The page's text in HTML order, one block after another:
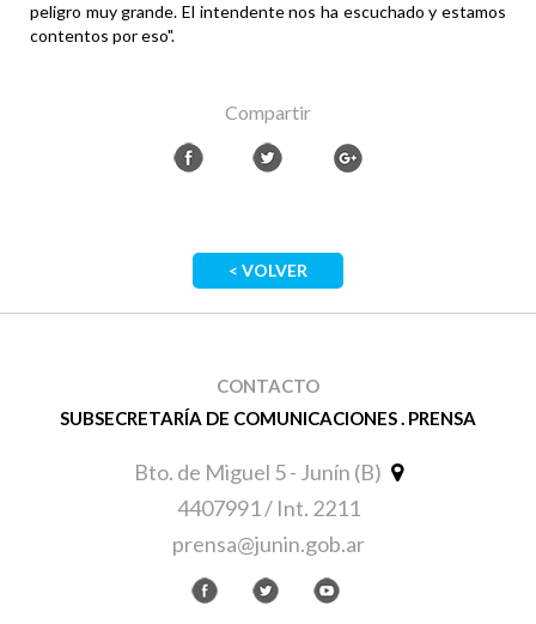
peligro muy grande. El intendente nos ha escuchado y estamos
contentos por eso".
Compartir
< VOLVER
CONTACTO
SUBSECRETARÍA DE COMUNICACIONES . PRENSA
Bto. de Miguel 5 - Junín (B)
4407991 / Int. 2211
prensa@junin.gob.ar